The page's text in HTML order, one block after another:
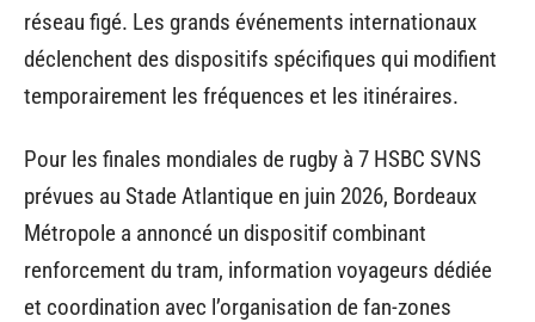
réseau figé. Les grands événements internationaux
déclenchent des dispositifs spécifiques qui modifient
temporairement les fréquences et les itinéraires.
Pour les finales mondiales de rugby à 7 HSBC SVNS
prévues au Stade Atlantique en juin 2026, Bordeaux
Métropole a annoncé un dispositif combinant
renforcement du tram, information voyageurs dédiée
et coordination avec l’organisation de fan-zones